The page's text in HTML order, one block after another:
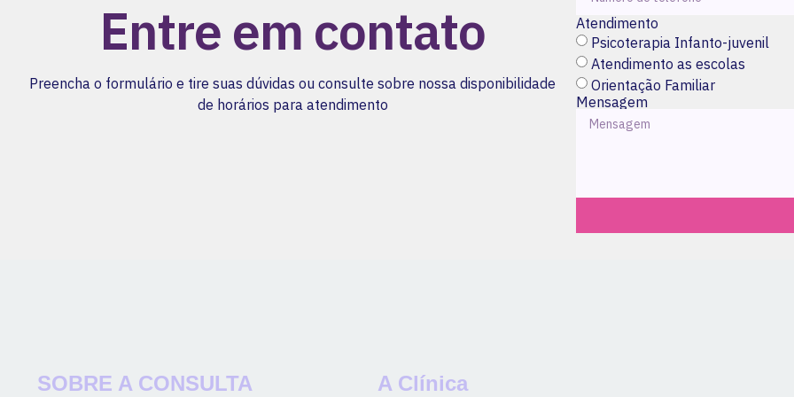
Entre em contato
Preencha o formulário e tire suas dúvidas ou consulte sobre nossa disponibilidade
de horários para atendimento
Atendimento
Psicoterapia Infanto-juvenil
Atendimento as escolas
Orientação Familiar
Mensagem
SOBRE A CONSULTA A Clínica